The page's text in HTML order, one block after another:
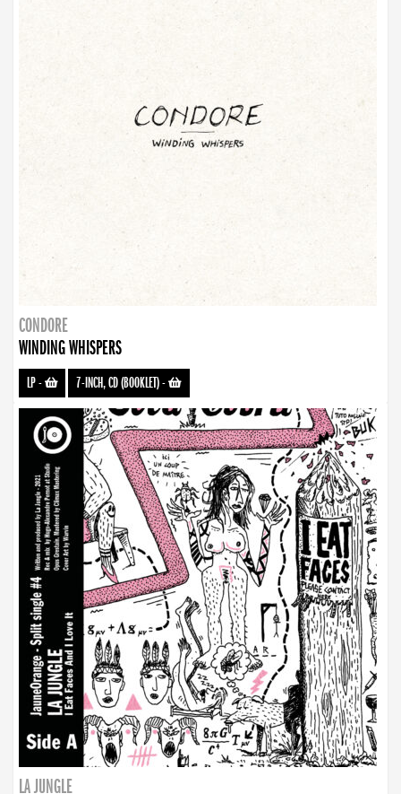
CONDORE
WINDING WHISPERS
LP- 7-INCH, CD (BOOKLET)-
LA JUNGLE